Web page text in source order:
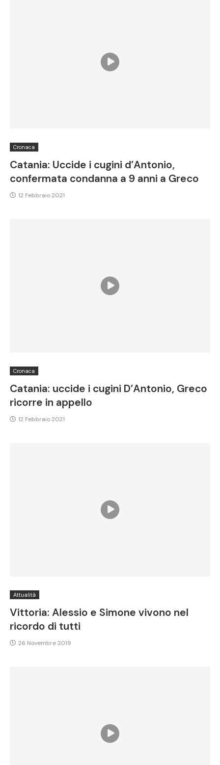
Cronaca
Catania: Uccide i cugini d’Antonio,
confermata condanna a 9 anni a Greco
12 Febbraio 2021
Cronaca
Catania: uccide i cugini D’Antonio, Greco
ricorre in appello
12 Febbraio 2021
Attualità
Vittoria: Alessio e Simone vivono nel
ricordo di tutti
26 Novembre 2019